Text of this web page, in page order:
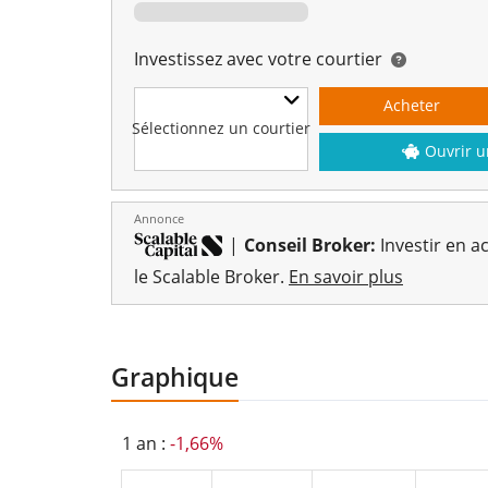
Investissez avec votre courtier
Sélectionnez un courtier
Acheter
Ouvrir
Annonce
| Conseil Broker: Investir en
le Scalable Broker. En savoir plus
Graphique
1 an : -1,66%